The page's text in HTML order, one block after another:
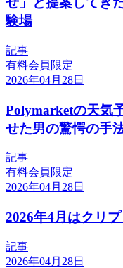
験場
記事
有料会員限定
2026年04月28日
Polymarketの天気
せた男の驚愕の手
記事
有料会員限定
2026年04月28日
2026年4月はクリ
記事
2026年04月28日